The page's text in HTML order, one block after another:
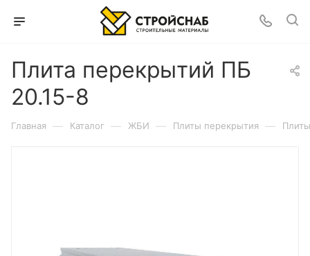
Плита перекрытий ПБ
20.15-8
Главная — Каталог — ЖБИ — Плиты перекрытия —